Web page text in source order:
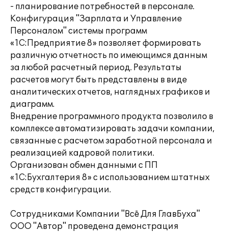
- планирование потребностей в персонале.
Конфигурация "Зарплата и Управление
Персоналом" системы программ
«1С:Предприятие 8» позволяет формировать
различную отчетность по имеющимся данным
за любой расчетный период. Результаты
расчетов могут быть представлены в виде
аналитических отчетов, наглядных графиков и
диаграмм.
Внедрение программного продукта позволило в
комплексе автоматизировать задачи компании,
связанные с расчетом заработной персонала и
реализацией кадровой политики.
Организован обмен данными с ПП
«1С:Бухгалтерия 8» с использованием штатных
средств конфигурации.
Сотрудниками Компании "Всё Для ГлавБуха"
ООО "Автор" проведена демонстрация